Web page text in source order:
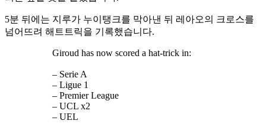
5분 뒤에는 지루가 누이탱크를 막아낸 뒤 레아오의 크로스를
넘어뜨려 해트트릭을 기록했습니다.
Giroud has now scored a hat-trick in:
– Serie A
– Ligue 1
– Premier League
– UCL x2
– UEL